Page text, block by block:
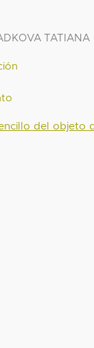
TATIANA
del objeto